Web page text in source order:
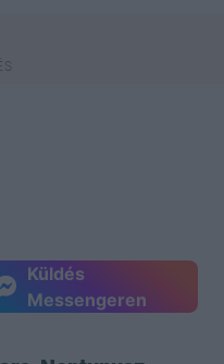
Küldés
Messengeren